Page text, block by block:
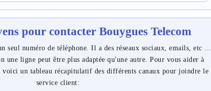
pour contacter Bouygues Telecom
seul numéro de téléphone. Il a des réseaux sociaux, emails, etc ...
une ligne peut être plus adaptée qu'une autre. Pour vous aider à
voici un tableau récapitulatif des différents canaux pour joindre le
service client: